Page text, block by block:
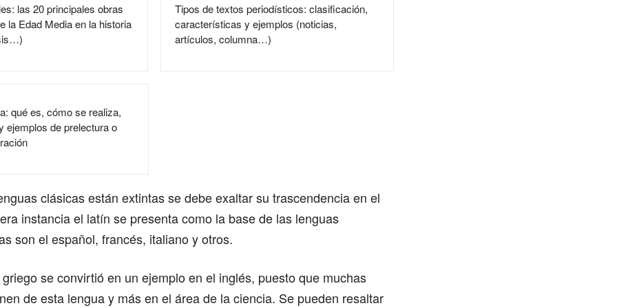
las 20 principales obras
la Edad Media en la historia
Tipos de textos periodísticos: clasificación,
características y ejemplos (noticias,
artículos, columna…)
qué es, cómo se realiza,
ejemplos de prelectura o
clásicas están extintas se debe exaltar su trascendencia en el
instancia el latín se presenta como la base de las lenguas
son el español, francés, italiano y otros.
se convirtió en un ejemplo en el inglés, puesto que muchas
de esta lengua y más en el área de la ciencia. Se pueden resaltar